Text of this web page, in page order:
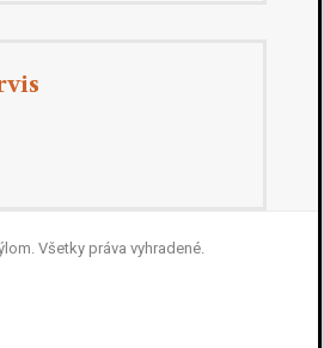
Všetky práva vyhradené.